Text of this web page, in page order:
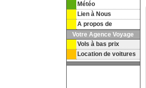
Météo
Lien à Nous
A propos de
Votre Agence Voyage
Vols à bas prix
Location de voitures